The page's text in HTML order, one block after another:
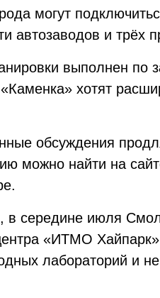
могут
автозаводов и трёх
выполнен
хотят
обсуждения
можно найти на
в середине июля
«ИТМО
лабораторий и